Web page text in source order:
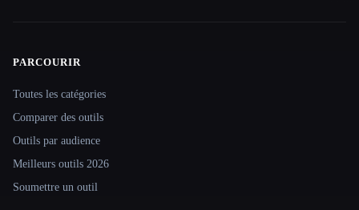
Site navigation
PARCOURIR
Toutes les catégories
Comparer des outils
Outils par audience
Meilleurs outils 2026
Soumettre un outil